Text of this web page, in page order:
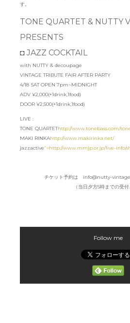
す。
TONE QUARTET & NUTTY
PRESENTS
◘ JAZZ COCKTAIL
with NUTTY & decoupage
VINTAGE TRIBUTE FAIR AFTER PARTY
4/18 SAT OPEN 7pm~MIDNIGHT
ADV ¥2,000(+1drink,1food)
DOOR ¥2,500(+1drink,1food)
LIVE :
TONE QUARTEThttp://www.tonebass.com/
MAKI RINKAhttp://www.makirinka.net/
jazzactive“>http://www.mmjp.or.jp/live-info/
チケット予約は info@nutty-vintage 又
（当日夕方5時までの受付とな
Follow me